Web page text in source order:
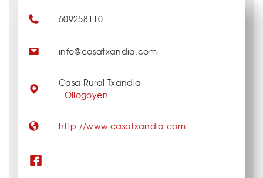
609258110
info@casatxandia.com
Casa Rural Txandia
- Ollogoyen
http://www.casatxandia.com